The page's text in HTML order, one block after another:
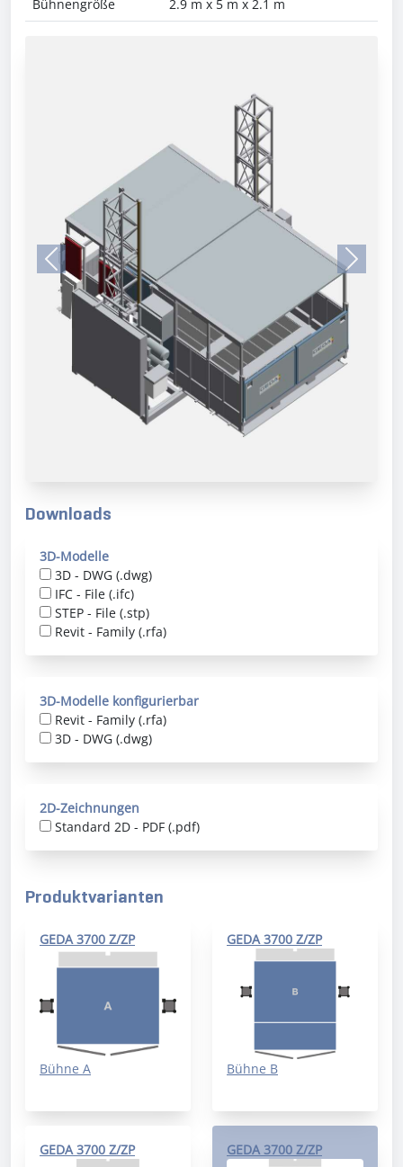
Bühnengröße 2.9 m x 5 m x 2.1 m
Previous Next
Downloads
3D-Modelle
3D - DWG (.dwg)
IFC - File (.ifc)
STEP - File (.stp)
Revit - Family (.rfa)
3D-Modelle konfigurierbar
Revit - Family (.rfa)
3D - DWG (.dwg)
2D-Zeichnungen
Standard 2D - PDF (.pdf)
Produktvarianten
GEDA 3700 Z/ZP
Bühne A
GEDA 3700 Z/ZP
Bühne B
GEDA 3700 Z/ZP GEDA 3700 Z/ZP